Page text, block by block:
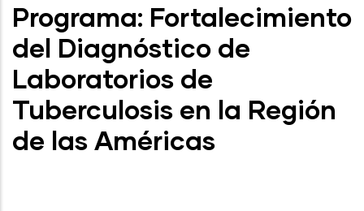
Programa: Fortalecimiento
del Diagnóstico de
Laboratorios de
Tuberculosis en la Región
de las Américas